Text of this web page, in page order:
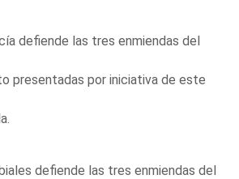
defiende las tres enmiendas del
presentadas por iniciativa de este
defiende las tres enmiendas del